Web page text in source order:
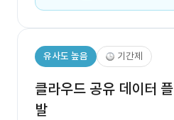
유사도 높음 기간제
클라우드 공유 데이터
발